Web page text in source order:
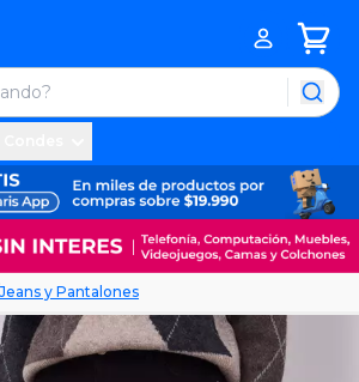
Jeans y Pantalones